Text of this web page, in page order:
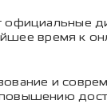
время к
и